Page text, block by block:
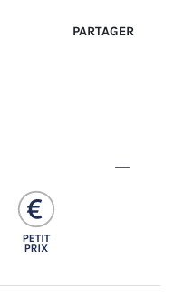
PARTAGER